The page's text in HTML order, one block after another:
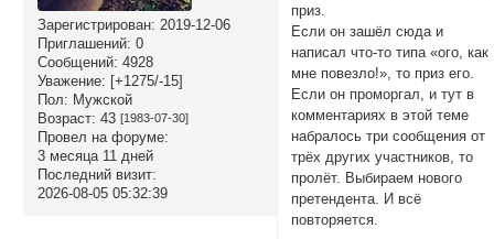
Зарегистрирован: 2019-12-06
Приглашений: 0
Сообщений: 4928
Уважение: [+1275/-15]
Пол: Мужской
Возраст: 43 [1983-07-30]
Провел на форуме:
3 месяца 11 дней
Последний визит:
2026-08-05 05:32:39
приз.
Если он зашёл сюда и
написал что-то типа «ого, как
мне повезло!», то приз его.
Если он проморгал, и тут в
комментариях в этой теме
набралось три сообщения от
трёх других участников, то
пролёт. Выбираем нового
претендента. И всё
повторяется.